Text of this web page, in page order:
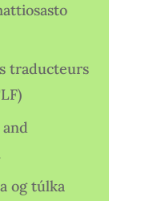
traducteurs
og túlka